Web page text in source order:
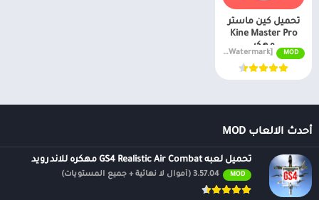
تحميل كين ماستر
Kine Master Pro
مهكر
MOD
APK v7.4.17.33440.GP [Premium Unlocked/Without Watermark]
أحدث الالعاب MOD
تحميل لعبه GS4 Realistic Air Combat مهكره للاندرويد
MOD 3.57.04 (أموال لا نهائية + جميع المستويات)